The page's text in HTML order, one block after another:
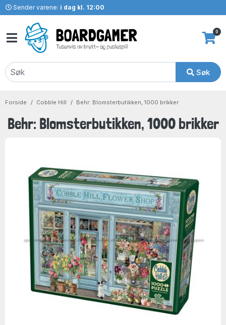
Sender varene: i dag kl. 12:00
Søk
0
Forside Cobble Hill Behr: Blomsterbutikken, 1000 brikker
Behr: Blomsterbutikken, 1000 brikker